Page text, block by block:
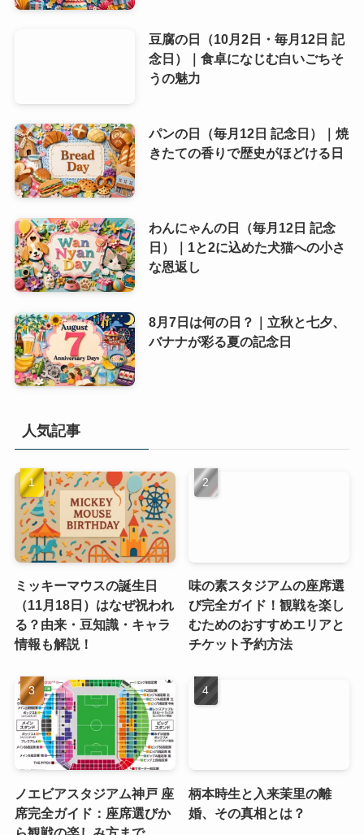
豆腐の日（10月2日・毎月12日 記
念日）｜食卓になじむ白いごちそ
うの魅力
パンの日（毎月12日 記念日）｜焼
きたての香りで歴史がほどける日
わんにゃんの日（毎月12日 記念
日）｜1と2に込めた犬猫への小さ
な恩返し
8月7日は何の日？｜立秋と七夕、
バナナが彩る夏の記念日
人気記事
ミッキーマウスの誕生日
（11月18日）はなぜ祝われ
る？由来・豆知識・キャラ
情報も解説！
味の素スタジアムの座席選
び完全ガイド！観戦を楽し
むためのおすすめエリアと
チケット予約方法
ノエビアスタジアム神戸 座
席完全ガイド：座席選びか
柄本時生と入来茉里の離
婚、その真相とは？